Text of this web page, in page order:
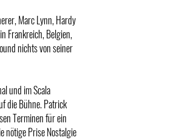
Marc Lynn, Hardy
Frankreich, Belgien,
nichts von seiner
und im Scala
die Bühne. Patrick
Terminen für ein
nötige Prise Nostalgie